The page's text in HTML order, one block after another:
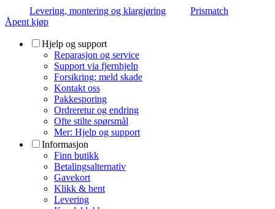
Levering, montering og klargjøring
Prismatch
Åpent kjøp
Hjelp og support
Reparasjon og service
Support via fjernhjelp
Forsikring: meld skade
Kontakt oss
Pakkesporing
Ordreretur og endring
Ofte stilte spørsmål
Mer: Hjelp og support
Informasjon
Finn butikk
Betalingsalternativ
Gavekort
Klikk & hent
Levering